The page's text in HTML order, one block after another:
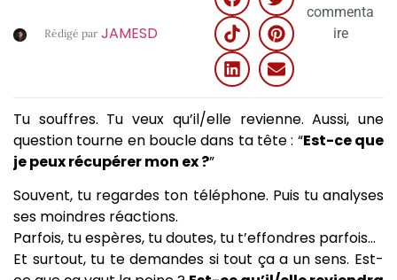
Rédigé par JAMESD
commenta
ire
Tu souffres. Tu veux qu’il/elle revienne. Aussi, une
question tourne en boucle dans ta tête : “Est-ce que
je peux récupérer mon ex ?”
Souvent, tu regardes ton téléphone. Puis tu analyses
ses moindres réactions.
Parfois, tu espères, tu doutes, tu t’effondres parfois…
Et surtout, tu te demandes si tout ça a un sens. Est-